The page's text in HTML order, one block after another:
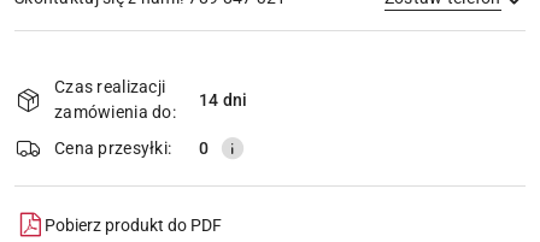
Wyślij
dostawa
Czas realizacji
zamówienia do:
14 dni
Cena przesyłki: 0
Pobierz produkt do PDF